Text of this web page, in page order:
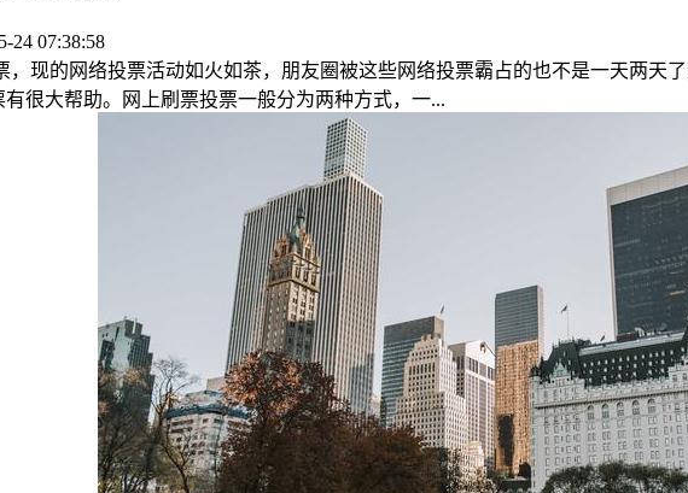
24 07:38:58
，现的网络投票活动如火如茶，朋友圈被这些网络投票霸占的也不是一天两天
很大帮助。网上刷票投票一般分为两种方式，一...